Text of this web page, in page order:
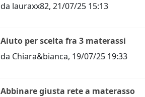
da lauraxx82,21/07/25 15:13
Aiuto per scelta fra 3 materassi
da Chiara&bianca, 19/07/25 19:33
Abbinare giusta rete a materasso